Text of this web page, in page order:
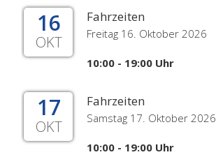
16
OKT
Fahrzeiten
Freitag 16. Oktober 2026
10:00 - 19:00 Uhr
17
OKT
Fahrzeiten
Samstag 17. Oktober 2026
10:00 - 19:00 Uhr